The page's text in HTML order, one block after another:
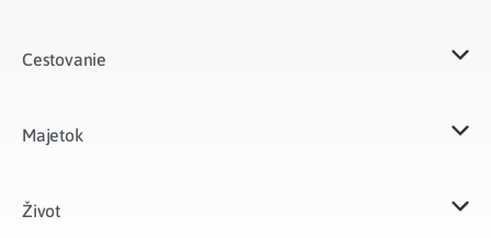
Cestovanie
Majetok​
Život​